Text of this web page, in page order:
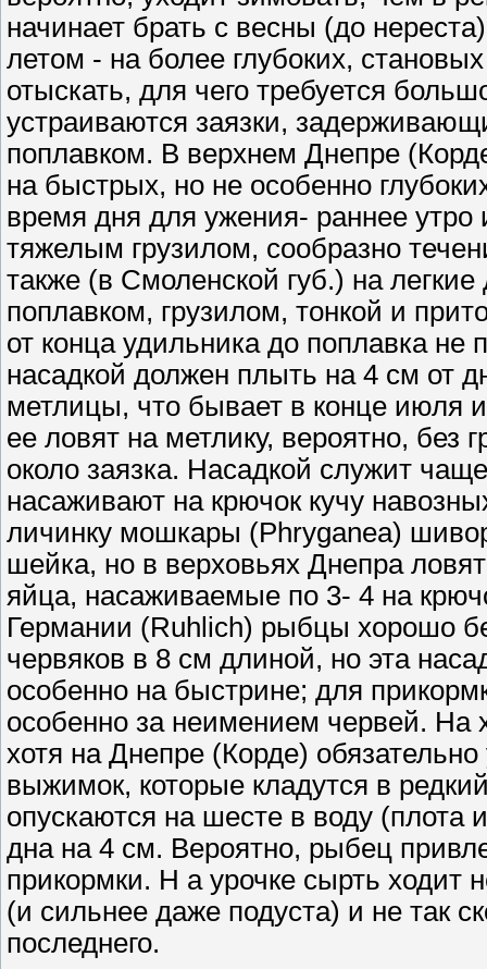
начинает брать с весны (до
летом - на более глубоких,
отыскать, для чего требуется
устраиваются заязки,
поплавком. В верхнем Днепре
на быстрых, но не особенно
время дня для ужения- раннее утро
тяжелым грузилом, сообразно
также (в Смоленской губ.) на
поплавком, грузилом, тонкой и
от конца удильника до поплавка
насадкой должен плыть на 4 см от
метлицы, что бывает в конце июля
ее ловят на метлику, вероятно, без
около заязка. Насадкой служит
насаживают на крючок кучу
личинку мошкары (Phryganea)
шейка, но в верховьях Днепра
яйца, насаживаемые по 3- 4 на
Германии (Ruhlich) рыбцы хорошо
червяков в 8 см длиной, но эта
особенно на быстрине; для
особенно за неимением червей. На
хотя на Днепре (Корде)
выжимок, которые кладутся в
опускаются на шесте в воду
дна на 4 см. Вероятно, рыбец
прикормки. Н а урочке сырть ходит
(и сильнее даже подуста) и не так
последнего.